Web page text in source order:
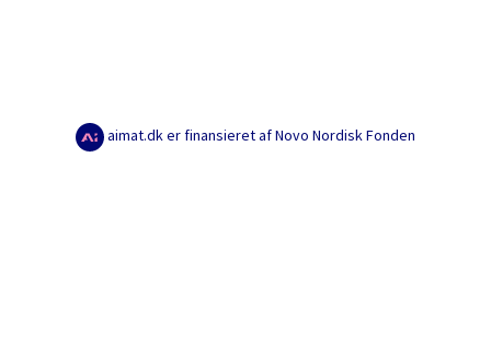
aimat.dk er finansieret af Novo Nordisk Fonden